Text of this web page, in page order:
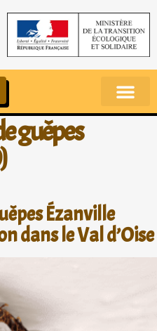
guêpes
Ézanville
dans le Val d’Oise